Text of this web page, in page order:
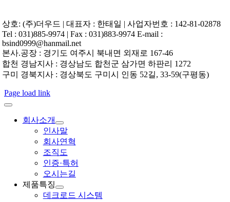
상호: (주)더우드 | 대표자 : 한태일 | 사업자번호 : 142-81-02878
Tel : 031)885-9974 | Fax : 031)883-9974 E-mail :
bsind0999@hanmail.net
본사.공장 : 경기도 여주시 북내면 외재로 167-46
합천 경남지사 : 경상남도 합천군 삼가면 하판리 1272
구미 경북지사 : 경상북도 구미시 인동 52길, 33-59(구평동)
Page load link
회사소개
인사말
회사연혁
조직도
인증·특허
오시는길
제품특징
데크로드 시스템